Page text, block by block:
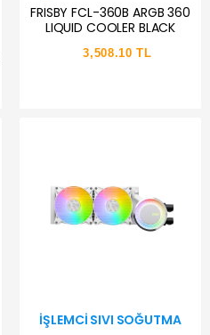
FRISBY FCL-360B ARGB 360
LIQUID COOLER BLACK
3,508.10 TL
İŞLEMCI SIVI SOĞUTMA